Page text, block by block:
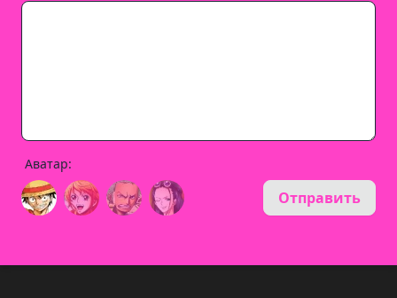
Аватар:
Отправить